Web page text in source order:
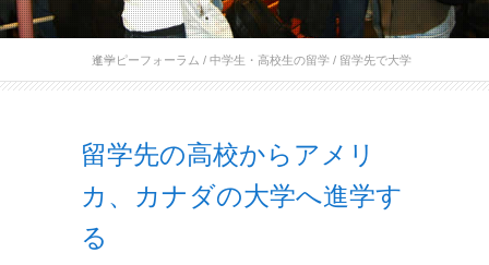
イーピーフォーラム / 中学生・高校生の留学 /
留学先で大学進学
留学先の高校からアメリ
カ、カナダの大学へ進学す
る